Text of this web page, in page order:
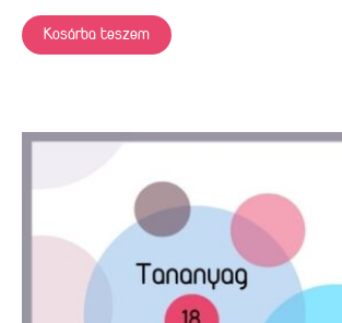
Kosárba teszem